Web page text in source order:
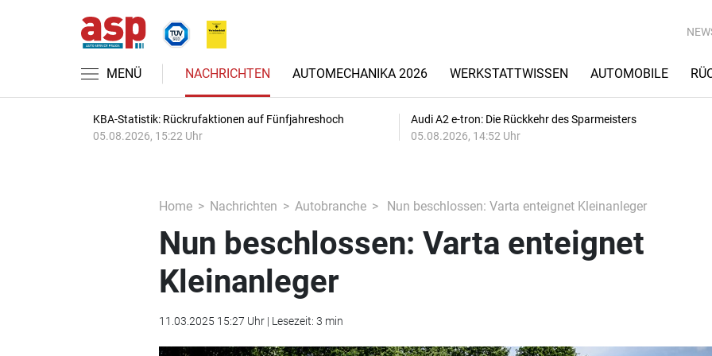
MENÜ NACHRICHTEN AUTOMECHANIKA 2026 WERKSTATTWISSEN AUTOMOBILE
KBA-Statistik: Rückrufaktionen auf Fünfjahreshoch
05.08.2026, 15:22 Uhr
Audi A2 e-tron: Die Rückkehr des Sparmeisters
05.08.2026, 14:52 Uhr
Home Nachrichten Autobranche Nun beschlossen: Varta enteignet Kleinanleger
Nun beschlossen: Varta enteignet
Kleinanleger
11.03.2025 15:27 Uhr | Lesezeit: 3 min